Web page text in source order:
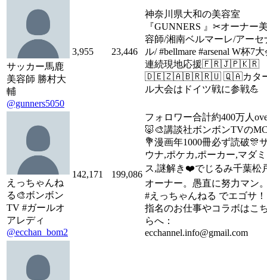
サッカー馬鹿
美容師 勝村大
輔
@gunners5050
3,955 23,446
神奈川県大和の美容室
『GUNNERS 』✂︎オーナー
容師/湘南ベルマーレ/アーセ
ル/ #bellmare #arsenal W杯7
連続現地応援🇫🇷🇯🇵🇰🇷
🇩🇪🇿🇦🇧🇷🇷🇺 🇶🇦カタ
ル大会はドイツ戦に参戦💪
えっちゃんね
る🎨ボンボン
TV #ガールオ
アレディ
@ecchan_bom2
142,171 199,086
フォロワー合計約400万人
🐷🎨講談社ボンボンTVの
💐漫画年1000冊必ず読破🎊
ウナ,ポケカ,ポーカー,マダミ
ス,謎解き❤️でじるみ千葉松
オーナー。愚直に努力マン
#えっちゃんねる でエゴサ！
指名のお仕事やコラボはこ
らへ：
ecchannel.info@gmail.com